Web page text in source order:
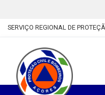
SERVIÇO REGIONAL DE